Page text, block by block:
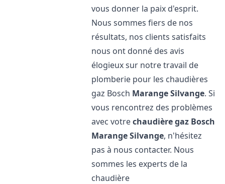
vous donner la paix d'esprit.
Nous sommes fiers de nos
résultats, nos clients satisfaits
nous ont donné des avis
élogieux sur notre travail de
plomberie pour les chaudières
gaz Bosch Marange Silvange. Si
vous rencontrez des problèmes
avec votrechaudière gaz Bosch
Marange Silvange, n'hésitez
pas à nous contacter. Nous
sommes les experts de la
chaudière